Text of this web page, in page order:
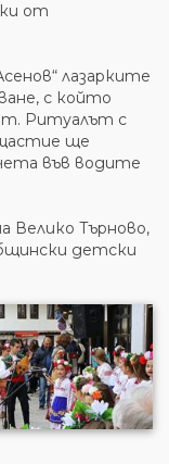
от
лазарките
с който
Ритуалът с
щастие ще
във водите
Велико Търново,
детски